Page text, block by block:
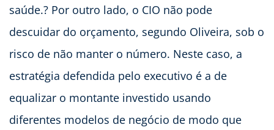
saúde.? Por outro lado, o CIO não pode
descuidar do orçamento, segundo Oliveira, sob o
risco de não manter o número. Neste caso, a
estratégia defendida pelo executivo é a de
equalizar o montante investido usando
diferentes modelos de negócio de modo que